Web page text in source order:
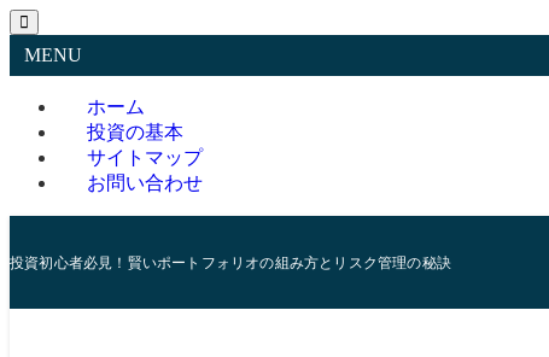
MENU
ホーム
投資の基本
サイトマップ
お問い合わせ
投資初心者必見！賢いポートフォリオの組み方とリスク管理の秘訣